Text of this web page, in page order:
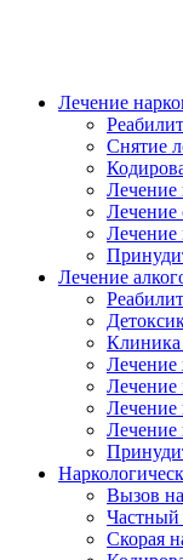
Лечение
Снятие
Лечение
Лечение
Лечение
Лечение
Клиника
Лечение
Лечение
Лечение
Лечение
Вызов
Частный
Скорая